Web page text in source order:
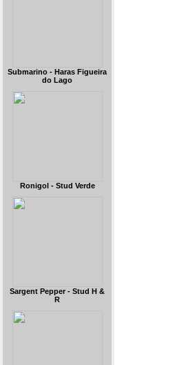
Submarino - Haras Figueira
do Lago
Ronigol - Stud Verde
Sargent Pepper - Stud H &
R